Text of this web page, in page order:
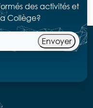
des activités et
Collège?
Envoyer